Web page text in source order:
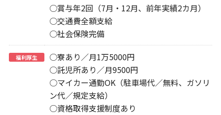
○賞与年2回（7月・12月、前年実績2カ月）
○交通費全額支給
○社会保険完備
福利厚生
○寮あり／月1万5000円
○託児所あり／月9500円
○マイカー通勤OK（駐車場代／無料、ガソリ
ン代／規定支給）
○資格取得支援制度あり